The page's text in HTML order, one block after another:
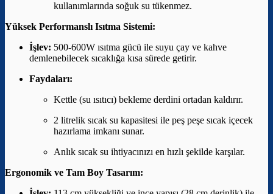
kullanımlarında soğuk su tükenmez.
Yüksek Performanslı Isıtma Sistemi:
İşlev: 500-600W ısıtma gücü ile suyu çay ve kahve
demlenebilecek sıcaklığa kısa sürede getirir.
Faydaları:
Kettle (su ısıtıcı) bekleme derdini ortadan kaldırır.
2 litrelik sıcak su kapasitesi ile peş peşe sıcak içecek
hazırlama imkanı sunar.
Anlık sıcak su ihtiyacınızı en hızlı şekilde karşılar.
Ergonomik ve Tam Boy Tasarım: